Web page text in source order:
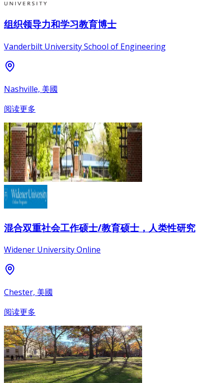
组织领导力和学习教育博士
Vanderbilt University School of Engineering
Nashville, 美國
阅读更多
混合双重社会工作硕士/教育硕士，人类性研究
Widener University Online
Chester, 美國
阅读更多